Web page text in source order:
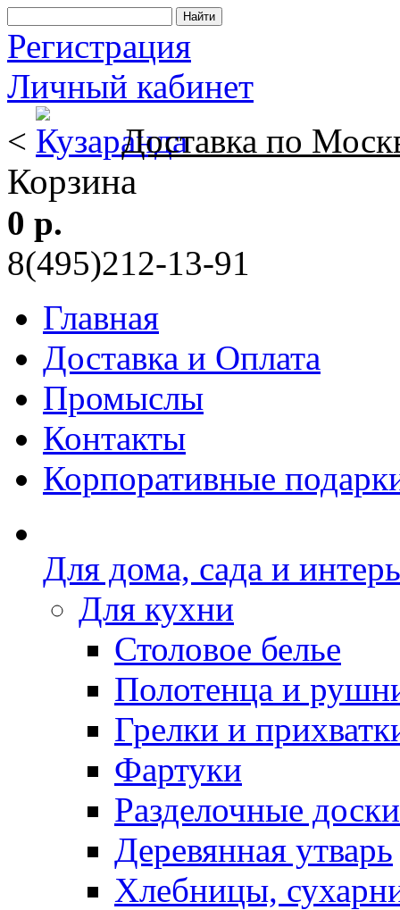
Регистрация
Личный кабинет
<
Доставка по
Корзина
0 р.
8(495)212-13-91
Главная
Доставка и Оплата
Промыслы
Контакты
Корпоративные
Для дома, сада и
Для кухни
Столовое белье
Полотенца и
Грелки и
Фартуки
Разделочные доски
Деревянная утварь
Хлебницы,